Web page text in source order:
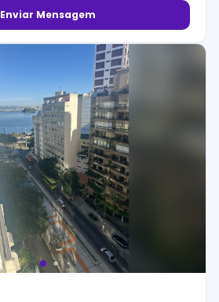
Enviar Mensagem